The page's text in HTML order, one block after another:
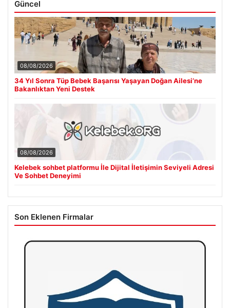
Güncel
08/08/2026
34 Yıl Sonra Tüp Bebek Başarısı Yaşayan Doğan Ailesi’ne
Bakanlıktan Yeni Destek
08/08/2026
Kelebek sohbet platformu İle Dijital İletişimin Seviyeli Adresi
Ve Sohbet Deneyimi
Son Eklenen Firmalar